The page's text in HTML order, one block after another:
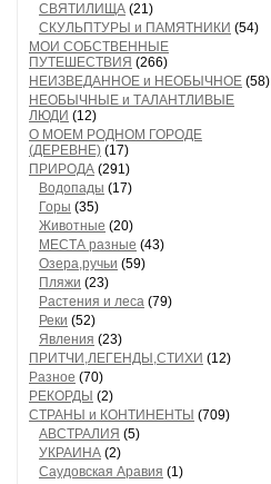
СВЯТИЛИЩА (21)
СКУЛЬПТУРЫ и ПАМЯТНИКИ (54)
МОИ СОБСТВЕННЫЕ
ПУТЕШЕСТВИЯ (266)
НЕИЗВЕДАННОЕ и НЕОБЫЧНОЕ (58)
НЕОБЫЧНЫЕ и ТАЛАНТЛИВЫЕ
ЛЮДИ (12)
О МОЕМ РОДНОМ ГОРОДЕ
(ДЕРЕВНЕ) (17)
ПРИРОДА (291)
Водопады (17)
Горы (35)
Животные (20)
МЕСТА разные (43)
Озера,ручьи (59)
Пляжи (23)
Растения и леса (79)
Реки (52)
Явления (23)
ПРИТЧИ,ЛЕГЕНДЫ,СТИХИ (12)
Разное (70)
РЕКОРДЫ (2)
СТРАНЫ и КОНТИНЕНТЫ (709)
АВСТРАЛИЯ (5)
УКРАИНА (2)
Саудовская Аравия (1)